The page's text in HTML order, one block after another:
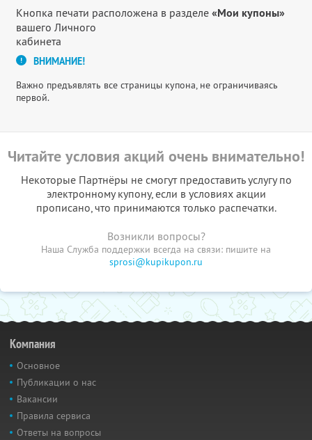
Кнопка печати расположена в разделе «Мои купоны»
вашего Личного
кабинета
ВНИМАНИЕ!
Важно предъявлять все страницы купона, не ограничиваясь
первой.
Читайте условия акций очень внимательно!
Некоторые Партнёры не смогут предоставить услугу по
электронному купону, если в условиях акции
прописано, что принимаются только распечатки.
Возникли вопросы?
Наша Служба поддержки всегда на связи: пишите на
sprosi@kupikupon.ru
Компания
Основное
Публикации о нас
Вакансии
Правила сервиса
Ответы на вопросы